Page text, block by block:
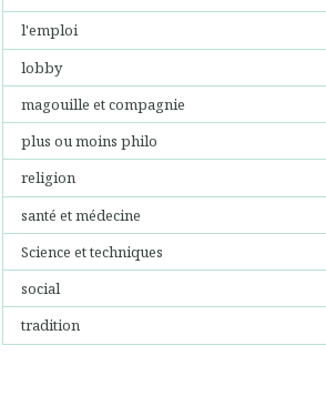
l'emploi
lobby
magouille et compagnie
plus ou moins philo
religion
santé et médecine
Science et techniques
social
tradition